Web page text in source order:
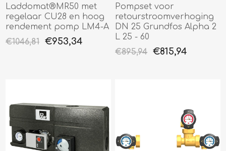
Laddomat®MR50 met
regelaar CU28 en hoog
rendement pomp LM4-A
€1046,81
€953,34
Pompset voor
retourstroomverhoging
DN 25 Grundfos Alpha 2
L 25 - 60
€895,94
€815,94